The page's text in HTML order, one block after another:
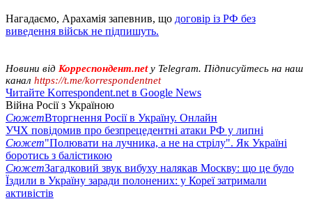
Нагадаємо, Арахамія запевнив, що договір із РФ без
виведення військ не підпишуть.
Новини від Корреспондент.netу Telegram. Підписуйтесь на наш
канал https://t.me/korrespondentnet
Читайте Korrespondent.net в Google News
Війна Росії з Україною
СюжетВторгнення Росії в Україну. Онлайн
УЧХ повідомив про безпрецедентні атаки РФ у липні
Сюжет"Полювати на лучника, а не на стрілу". Як Україні
боротись з балістикою
СюжетЗагадковий звук вибуху налякав Москву: що це було
Їздили в Україну заради полонених: у Кореї затримали
активістів